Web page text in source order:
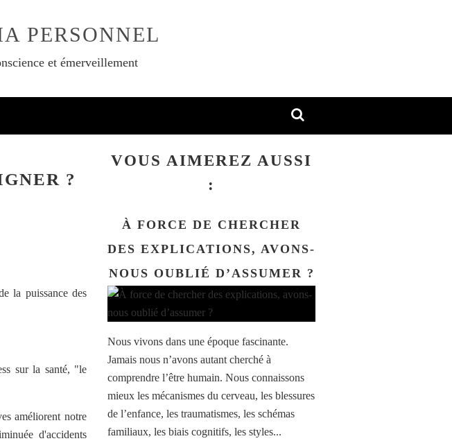
PERSONNEL
et émerveillement
?
la puissance des
sur la santé, "le
améliorent notre
d'accidents
VOUS AIMEREZ AUSSI
:
À FORCE DE CHERCHER
DES EXPLICATIONS, AVONS-
NOUS OUBLIÉ D’ASSUMER ?
Nous vivons dans une époque fascinante.
Jamais nous n’avons autant cherché à
comprendre l’être humain. Nous connaissons
mieux les mécanismes du cerveau, les blessures
de l’enfance, les traumatismes, les schémas
familiaux, les biais cognitifs, les styles...